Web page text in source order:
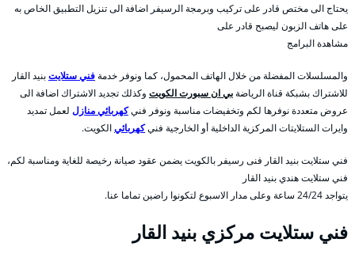
يحتاج الى مختص قادر على تركيب وبرمجة الرسيفر اضافة الى تنزيل التطبيق الخاص به
على هاتف الزبون ليصبح قادر على
مشاهدة البرامج
والمسلسلات المفضلة من خلال الهاتف المحمول، كما ونوفر خدمةفني ستلايتبنيد القار
للاشتراك بشبكة قناة الرياضةبي ان سبورت الكويت وكذلك تجديد الاشتراك اضافة الى
عروض متعددة نوفرها لكم وتخفيضات مناسبة ونوفر فنيكهربائي منازل لعمل تمديد
وايرات الستلايتات المركزية الداخلية أو الخارجية فنيكهربائيالكويت.
فني ستلايت بنيد القار فنى رسيفر بالكويت يضمن عقود صيانة رخيصة للغاية ومناسبة لكم،
فني ستلايت هندي بنيد القار
يتواجد 24/24 ساعة وعلى مدار الاسبوع لتكونوا راضين تماما عنا.
فني ستلايت مركزي بنيد القار